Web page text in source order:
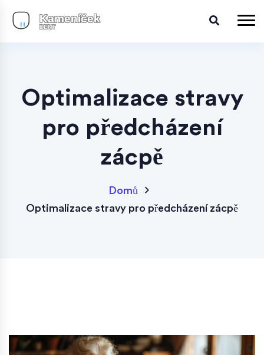
Optimalizace stravy
pro předcházení
zácpě
Domů
Optimalizace stravy pro předcházení zácpě